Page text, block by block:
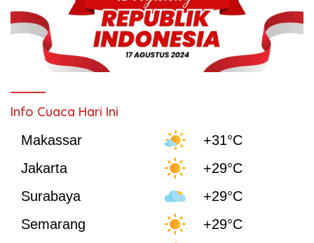
Info Cuaca Hari Ini
Makassar
+31°C
Jakarta
+29°C
Surabaya
+29°C
Semarang
+29°C